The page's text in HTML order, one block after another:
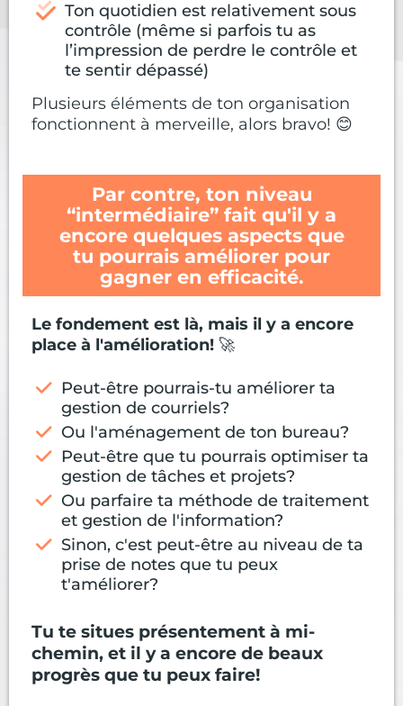
Ton quotidien est relativement sous
contrôle (même si parfois tu as
l’impression de perdre le contrôle et
te sentir dépassé)
Plusieurs éléments de ton organisation
fonctionnent à merveille, alors bravo! 😊
Par contre, ton niveau
“intermédiaire” fait qu'il y a
encore quelques aspects que
tu pourrais améliorer pour
gagner en efficacité.
Le fondement est là, mais il y a encore
place à l'amélioration! 🚀
Peut-être pourrais-tu améliorer ta
gestion de courriels?
Ou l'aménagement de ton bureau?
Peut-être que tu pourrais optimiser ta
gestion de tâches et projets?
Ou parfaire ta méthode de traitement
et gestion de l'information?
Sinon, c'est peut-être au niveau de ta
prise de notes que tu peux
t'améliorer?
Tu te situes présentement à mi-
chemin, et il y a encore de beaux
progrès que tu peux faire!